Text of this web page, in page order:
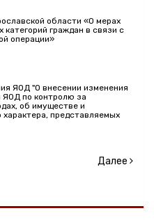
области «О мерах
граждан в связи с
операции»
ЯОД "О внесении изменения
ЯОД по контролю за
об имуществе и
представляемых
Далее